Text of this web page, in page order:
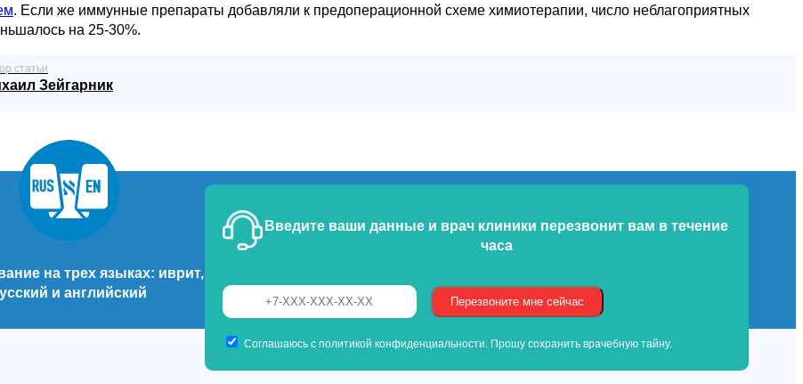
. Если же иммунные препараты добавляли к предоперационной схеме химиотерапии, число неблагоприятных
на 25-30%.
статьи
Зейгарник
на трех языках: иврит,
и английский
Введите ваши данные и врач клиники перезвонит вам в течение
часа
Соглашаюсь с политикой конфиденциальности. Прошу сохранить врачебную тайну.